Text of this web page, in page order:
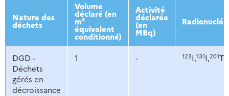
Nature des
déchets
Volume
déclaré (en
m³
équivalent
conditionné)
Activité
déclarée
(en
MBq)
DGD -
Déchets
gérés en
décroissance
1 - 123I,131I,201Tl,